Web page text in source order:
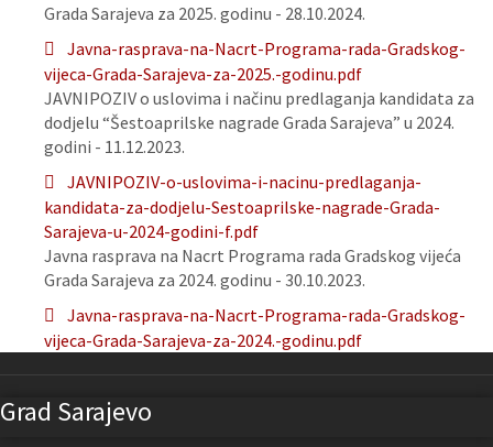
Grada Sarajeva za 2025. godinu - 28.10.2024.
Javna-rasprava-na-Nacrt-Programa-rada-Gradskog-
vijeca-Grada-Sarajeva-za-2025.-godinu.pdf
JAVNIPOZIV o uslovima i načinu predlaganja kandidata za
dodjelu “Šestoaprilske nagrade Grada Sarajeva” u 2024.
godini - 11.12.2023.
JAVNIPOZIV-o-uslovima-i-nacinu-predlaganja-
kandidata-za-dodjelu-Sestoaprilske-nagrade-Grada-
Sarajeva-u-2024-godini-f.pdf
Javna rasprava na Nacrt Programa rada Gradskog vijeća
Grada Sarajeva za 2024. godinu - 30.10.2023.
Javna-rasprava-na-Nacrt-Programa-rada-Gradskog-
vijeca-Grada-Sarajeva-za-2024.-godinu.pdf
Grad Sarajevo